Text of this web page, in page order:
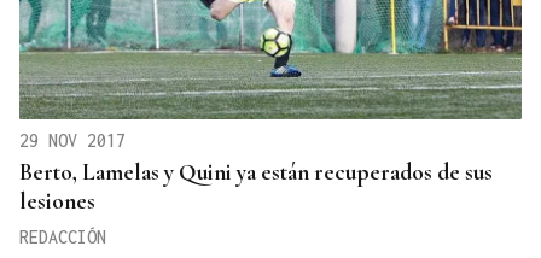
29 NOV 2017
Berto, Lamelas y Quini ya están recuperados de sus
lesiones
REDACCIÓN